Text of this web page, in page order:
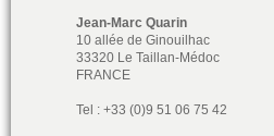
Jean-Marc Quarin
10 allée de Ginouilhac
33320 Le Taillan-Médoc
FRANCE
Tel : +33 (0)9 51 06 75 42